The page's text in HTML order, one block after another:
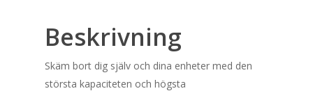
Beskrivning
Skäm bort dig själv och dina enheter med den
största kapaciteten och högsta